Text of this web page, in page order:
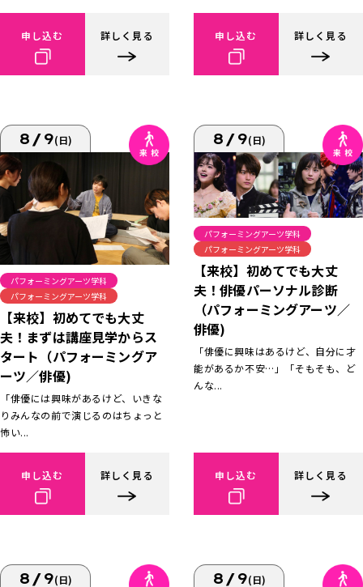
申し込む 詳しく見る 申し込む 詳しく見る
8/9(日)
パフォーミングアーツ学科
パフォーミングアーツ学科
【来校】初めてでも大丈
夫！まずは講座見学からス
タート（パフォーミングア
ーツ／俳優)
「俳優には興味があるけど、いきな
りみんなの前で演じるのはちょっと
怖い...
申し込む 詳しく見る
8/9(日)
パフォーミングアーツ学科
パフォーミングアーツ学科
【来校】初めてでも大丈
夫！俳優パーソナル診断
（パフォーミングアーツ／
俳優)
「俳優に興味はあるけど、自分に才
能があるか不安…」「そもそも、ど
んな...
申し込む 詳しく見る
8/9(日) 8/9(日)